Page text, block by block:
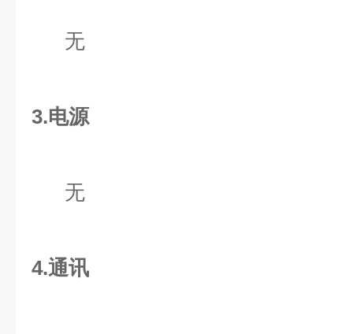
无
3.电源
无
4.通讯